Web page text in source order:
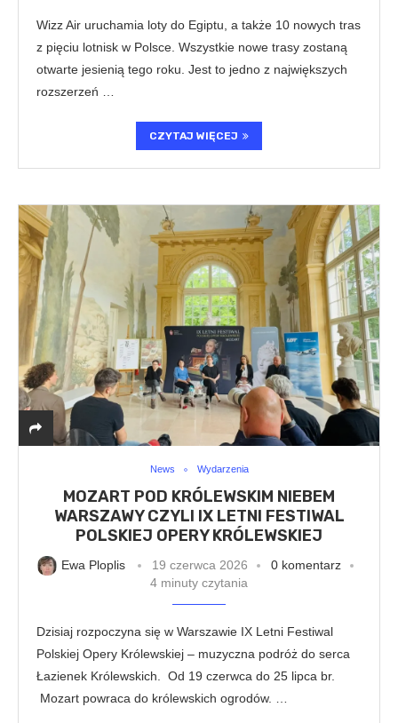
Wizz Air uruchamia loty do Egiptu, a także 10 nowych tras
z pięciu lotnisk w Polsce. Wszystkie nowe trasy zostaną
otwarte jesienią tego roku. Jest to jedno z największych
rozszerzeń …
CZYTAJ WIĘCEJ
News Wydarzenia
MOZART POD KRÓLEWSKIM NIEBEM
WARSZAWY CZYLI IX LETNI FESTIWAL
POLSKIEJ OPERY KRÓLEWSKIEJ
Ewa Ploplis 19 czerwca 2026
0 komentarz
4 minuty czytania
Dzisiaj rozpoczyna się w Warszawie IX Letni Festiwal
Polskiej Opery Królewskiej – muzyczna podróż do serca
Łazienek Królewskich. Od 19 czerwca do 25 lipca br.
Mozart powraca do królewskich ogrodów. …